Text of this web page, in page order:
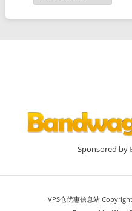
Sponsored by
VPS仓优惠信息站